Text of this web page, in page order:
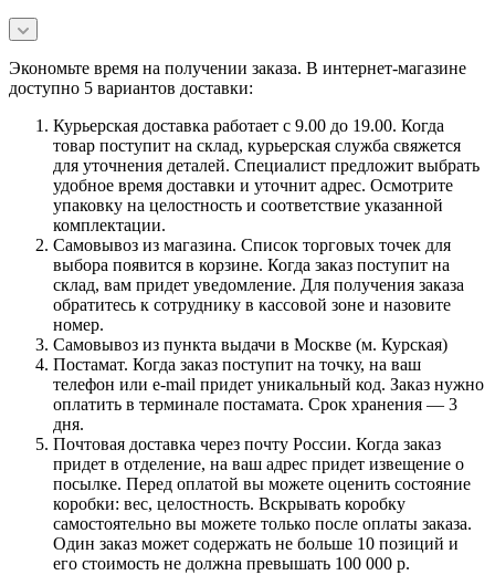
Экономьте время на получении заказа. В интернет-магазине
доступно 5 вариантов доставки:
Курьерская доставка работает с 9.00 до 19.00. Когда
товар поступит на склад, курьерская служба свяжется
для уточнения деталей. Специалист предложит выбрать
удобное время доставки и уточнит адрес. Осмотрите
упаковку на целостность и соответствие указанной
комплектации.
Самовывоз из магазина. Список торговых точек для
выбора появится в корзине. Когда заказ поступит на
склад, вам придет уведомление. Для получения заказа
обратитесь к сотруднику в кассовой зоне и назовите
номер.
Самовывоз из пункта выдачи в Москве (м. Курская)
Постамат. Когда заказ поступит на точку, на ваш
телефон или e-mail придет уникальный код. Заказ нужно
оплатить в терминале постамата. Срок хранения — 3
дня.
Почтовая доставка через почту России. Когда заказ
придет в отделение, на ваш адрес придет извещение о
посылке. Перед оплатой вы можете оценить состояние
коробки: вес, целостность. Вскрывать коробку
самостоятельно вы можете только после оплаты заказа.
Один заказ может содержать не больше 10 позиций и
его стоимость не должна превышать 100 000 р.